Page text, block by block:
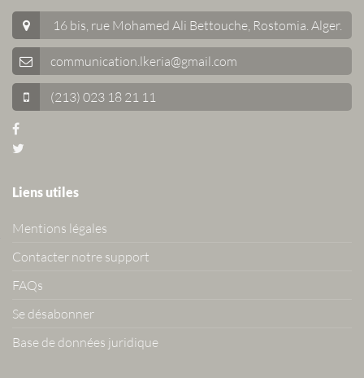
16 bis, rue Mohamed Ali Bettouche, Rostomia. Alger.
communication.lkeria@gmail.com
(213) 023 18 21 11
Liens utiles
Mentions légales
Contacter notre support
FAQs
Se désabonner
Base de données juridique